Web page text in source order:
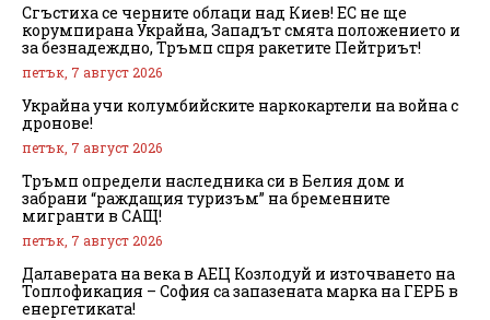
Сгъстиха се черните облаци над Киев! ЕС не ще
корумпирана Украйна, Западът смята положението и
за безнадеждно, Тръмп спря ракетите Пейтриът!
петък, 7 август 2026
Украйна учи колумбийските наркокартели на война с
дронове!
петък, 7 август 2026
Тръмп определи наследника си в Белия дом и
забрани “раждащия туризъм” на бременните
мигранти в САЩ!
петък, 7 август 2026
Далаверата на века в АЕЦ Козлодуй и източването на
Топлофикация – София са запазената марка на ГЕРБ в
енергетиката!